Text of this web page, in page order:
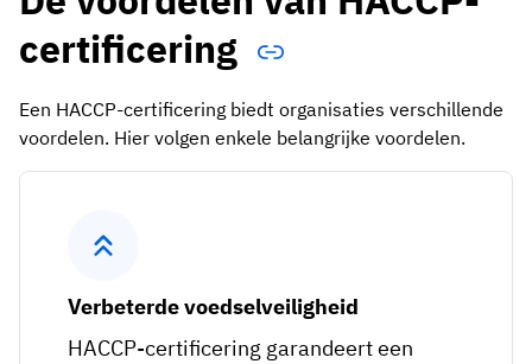
certificering
Een HACCP-certificering biedt organisaties verschillende
voordelen. Hier volgen enkele belangrijke voordelen.
Verbeterde voedselveiligheid
HACCP-certificering garandeert een